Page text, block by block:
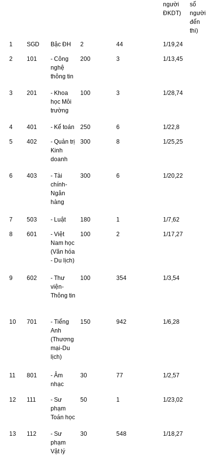
người
ĐKDT)
số
người
đến
thi)
1
SGD Bậc ÐH 2 44 1/19,24
2 101
- Công
nghệ
thông tin
200 3 1/13,45
3 201
- Khoa
học Môi
trường
100 3 1/28,74
4 401 - Kế toán 250 6 1/22,8
5 402
- Quản trị
Kinh
doanh
300 8 1/25,25
6 403
- Tài
chính-
Ngân
hàng
300 6 1/20,22
7 503 - Luật 180 1 1/7,62
8 601
- Việt
Nam học
(Văn hóa
- Du lịch)
100 2 1/17,27
9 602
- Thư
viện-
Thông tin
100 354 1/3,54
10 701
- Tiếng
Anh
(Thương
mại-Du
lịch)
150 942 1/6,28
11 801
- Âm
nhạc
30 77 1/2,57
12 111
- Sư
phạm
Toán học
50 1 1/23,02
13 112
- Sư
phạm
Vật lý
30 548 1/18,27